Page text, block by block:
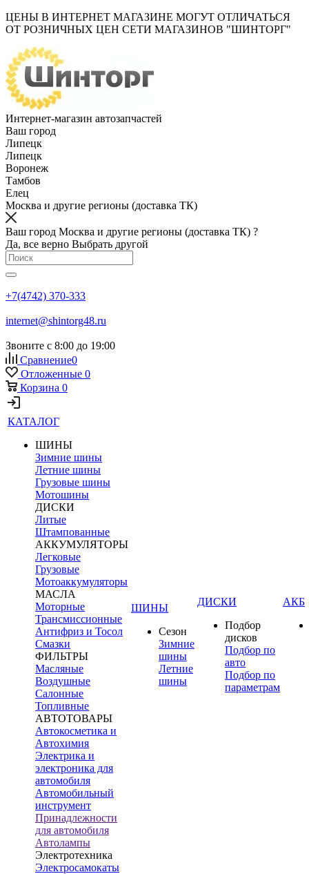
ЦЕНЫ В ИНТЕРНЕТ МАГАЗИНЕ МОГУТ ОТЛИЧАТЬСЯ
ОТ РОЗНИЧНЫХ ЦЕН СЕТИ МАГАЗИНОВ "ШИНТОРГ"
Интернет-магазин автозапчастей
Ваш город
Липецк
Липецк
Воронеж
Тамбов
Елец
Москва и другие регионы (доставка ТК)
Ваш город Москва и другие регионы (доставка ТК) ?
Да, все верно Выбрать другой
+7(4742) 370-333
internet@shintorg48.ru
Звоните с 8:00 до 19:00
Сравнение0
Отложенные 0
Корзина 0
КАТАЛОГ
ШИНЫ
Зимние шины
Летние шины
Грузовые шины
Мотошины
ДИСКИ
Литые
Штампованные
АККУМУЛЯТОРЫ
Легковые
Грузовые
Мотоаккумуляторы
МАСЛА
Моторные
Трансмиссионные
Антифриз и Тосол
Смазки
ФИЛЬТРЫ
Масляные
Воздушные
Салонные
Топливные
АВТОТОВАРЫ
Автокосметика и
Автохимия
Электрика и
электроника для
автомобиля
Автомобильный
инструмент
Принадлежности
для автомобиля
Автолампы
Электротехника
Электросамокаты
ШИНЫ
Сезон
Зимние
шины
Летние
шины
ДИСКИ
Подбор
дисков
Подбор по
авто
Подбор по
параметрам
АКБ